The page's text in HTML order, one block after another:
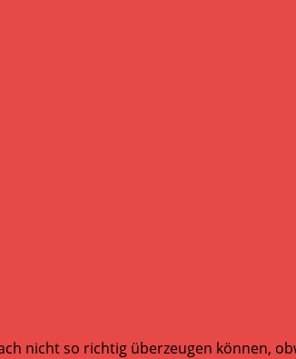
nicht so richtig überzeugen können,